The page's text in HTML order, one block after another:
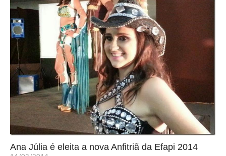
Ana Júlia é eleita a nova Anfitriã da Efapi 2014